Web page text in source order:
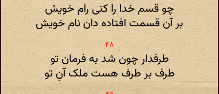
چو قسم خدا را کنی رام خویش
بر آن قسمت افتاده دان نام خویش
طرفدار چون شد به فرمان تو
طرف بر طرف هست ملک آنِ تو